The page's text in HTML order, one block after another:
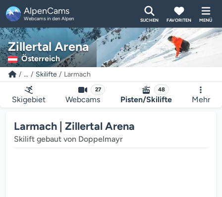
AlpenCams
Webcams in den Alpen SUCHEN FAVORITEN MENÜ
Zillertal Arena
Österreich
... Skilifte Larmach
Skigebiet
27
Webcams
48
Pisten/Skilifte Mehr
Larmach | Zillertal Arena
Skilift gebaut von Doppelmayr